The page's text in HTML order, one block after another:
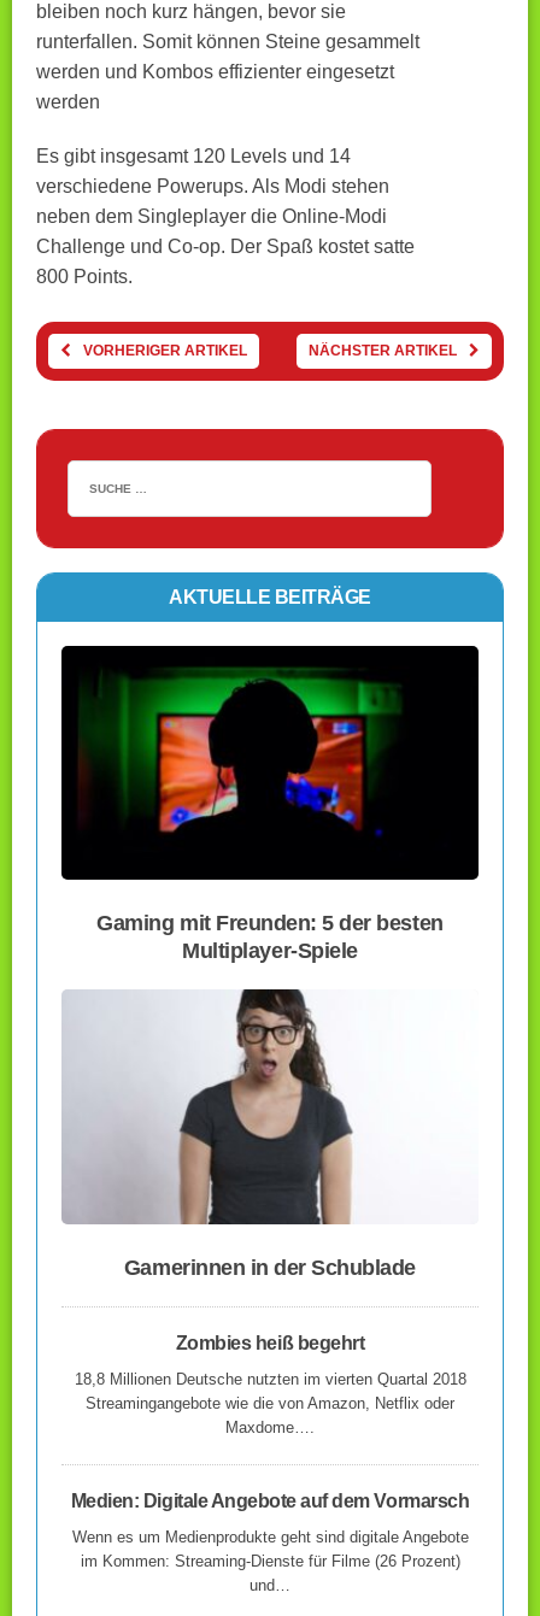
bleiben noch kurz hängen, bevor sie
runterfallen. Somit können Steine gesammelt
werden und Kombos effizienter eingesetzt
werden
Es gibt insgesamt 120 Levels und 14
verschiedene Powerups. Als Modi stehen
neben dem Singleplayer die Online-Modi
Challenge und Co-op. Der Spaß kostet satte
800 Points.
VORHERIGER ARTIKEL NÄCHSTER ARTIKEL
AKTUELLE BEITRÄGE
Gaming mit Freunden: 5 der besten
Multiplayer-Spiele
Gamerinnen in der Schublade
Zombies heiß begehrt
18,8 Millionen Deutsche nutzten im vierten Quartal 2018
Streamingangebote wie die von Amazon, Netflix oder
Maxdome….
Medien: Digitale Angebote auf dem Vormarsch
Wenn es um Medienprodukte geht sind digitale Angebote
im Kommen: Streaming-Dienste für Filme (26 Prozent)
und…